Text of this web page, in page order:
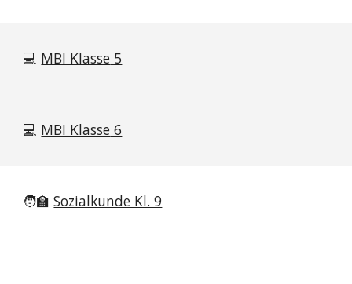
💻 MBI Klasse 5
💻 MBI Klasse 6
🧑‍🏫Sozialkunde Kl. 9